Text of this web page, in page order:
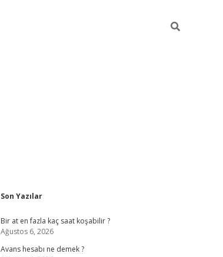
Sidebar
Son Yazılar
Bir at en fazla kaç saat koşabilir ?
Ağustos 6, 2026
Avans hesabı ne demek ?